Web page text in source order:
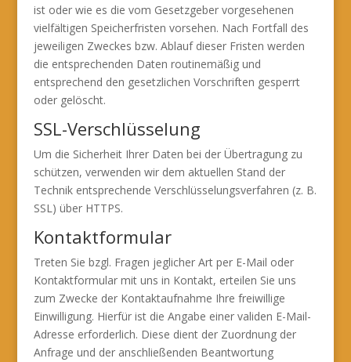
ist oder wie es die vom Gesetzgeber vorgesehenen
vielfältigen Speicherfristen vorsehen. Nach Fortfall des
jeweiligen Zweckes bzw. Ablauf dieser Fristen werden
die entsprechenden Daten routinemäßig und
entsprechend den gesetzlichen Vorschriften gesperrt
oder gelöscht.
SSL-Verschlüsselung
Um die Sicherheit Ihrer Daten bei der Übertragung zu
schützen, verwenden wir dem aktuellen Stand der
Technik entsprechende Verschlüsselungsverfahren (z. B.
SSL) über HTTPS.
Kontaktformular
Treten Sie bzgl. Fragen jeglicher Art per E-Mail oder
Kontaktformular mit uns in Kontakt, erteilen Sie uns
zum Zwecke der Kontaktaufnahme Ihre freiwillige
Einwilligung. Hierfür ist die Angabe einer validen E-Mail-
Adresse erforderlich. Diese dient der Zuordnung der
Anfrage und der anschließenden Beantwortung